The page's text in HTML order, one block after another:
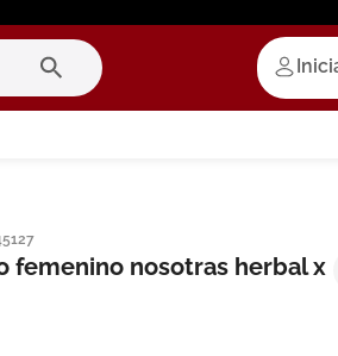
femenino nosotras herbal x